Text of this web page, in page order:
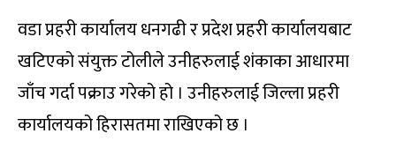
वडा प्रहरी कार्यालय धनगढी र प्रदेश प्रहरी कार्यालयबाट
खटिएको संयुक्त टोलीले उनीहरुलाई शंकाका आधारमा
जाँच गर्दा पक्राउ गरेको हो । उनीहरुलाई जिल्ला प्रहरी
कार्यालयको हिरासतमा राखिएको छ ।